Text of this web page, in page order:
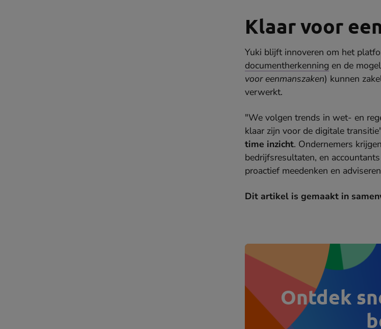
Klaar voor
Yuki blijft innoveren om het
documentherkenning en de
voor eenmanszaken) kunnen
verwerkt.
"We volgen trends in wet- en
klaar zijn voor de digitale
time inzicht. Ondernemers
bedrijfsresultaten, en
proactief meedenken en
Dit artikel is gemaakt in
Ontdek